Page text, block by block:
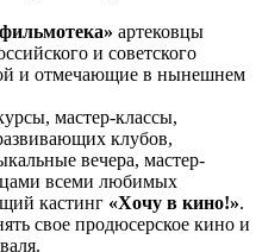
артековцы
и советского
и отмечающие в нынешнем
мастер-классы,
клубов,
вечера, мастер-
всеми любимых
кастинг «Хочу в кино!».
свое продюсерское кино и